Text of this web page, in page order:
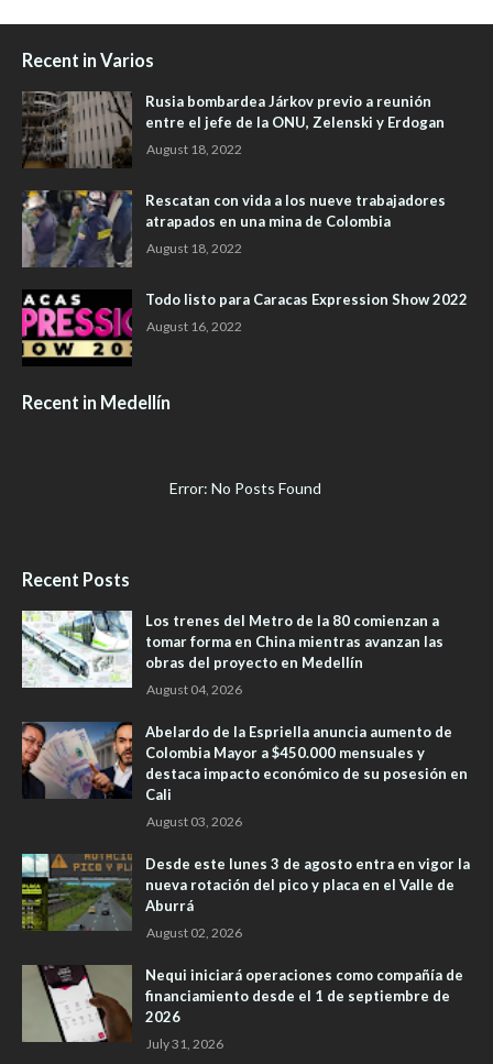
Recent in Varios
Rusia bombardea Járkov previo a reunión
entre el jefe de la ONU, Zelenski y Erdogan
August 18, 2022
Rescatan con vida a los nueve trabajadores
atrapados en una mina de Colombia
August 18, 2022
Todo listo para Caracas Expression Show 2022
August 16, 2022
Recent in Medellín
Error: No Posts Found
Recent Posts
Los trenes del Metro de la 80 comienzan a
tomar forma en China mientras avanzan las
obras del proyecto en Medellín
August 04, 2026
Abelardo de la Espriella anuncia aumento de
Colombia Mayor a $450.000 mensuales y
destaca impacto económico de su posesión en
Cali
August 03, 2026
Desde este lunes 3 de agosto entra en vigor la
nueva rotación del pico y placa en el Valle de
Aburrá
August 02, 2026
Nequi iniciará operaciones como compañía de
financiamiento desde el 1 de septiembre de
2026
July 31, 2026